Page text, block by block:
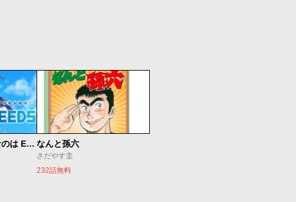
魔法少女リリカルなのは EXCEEDS なんと孫六
さだやす圭
232話無料